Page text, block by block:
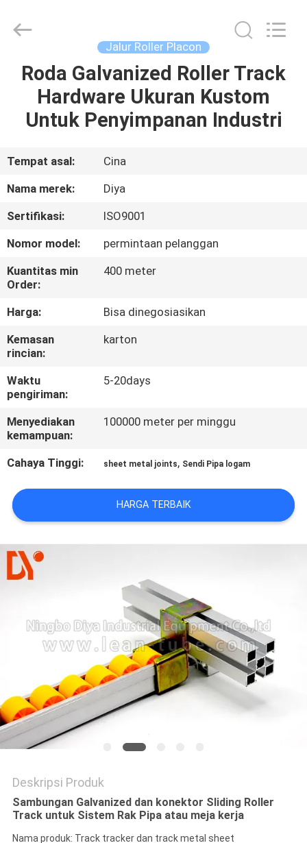
RUMAH
PRODUK
TENTANG
KAMI
TUR
PABRIK
KONTROL
KUALITAS
HUBUNGI
KAMI
BERITA
KASUS
PERMINTAAN
PENAWARAN
SITEMAP
PRIVACY
POLICY
Reserved.
Jalur Roller Placon
Roda Galvanized Roller Track
Hardware Ukuran Kustom
Untuk Penyimpanan Industri
Tempat asal:
Cina
Nama merek:
Diya
Sertifikasi:
ISO9001
Nomor model:
permintaan pelanggan
Kuantitas min
Order:
400 meter
Harga:
Bisa dinegosiasikan
Kemasan
rincian:
karton
Waktu
pengiriman:
5-20days
Menyediakan
kemampuan:
100000 meter per minggu
Cahaya Tinggi: sheet metal joints, Sendi Pipa logam
HARGA TERBAIK
Deskripsi Produk
Sambungan Galvanized dan konektor Sliding Roller
Track untuk Sistem Rak Pipa atau meja kerja
Nama produk: Track tracker dan track metal sheet